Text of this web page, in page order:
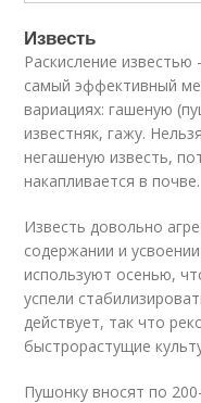
Известь
Раскисление
самый эффективный
вариациях: гашеную
известняк, гажу.
негашеную известь,
накапливается в почве.
Известь довольно
содержании и
используют осенью,
успели
действует, так что
быстрорастущие
Пушонку вносят по